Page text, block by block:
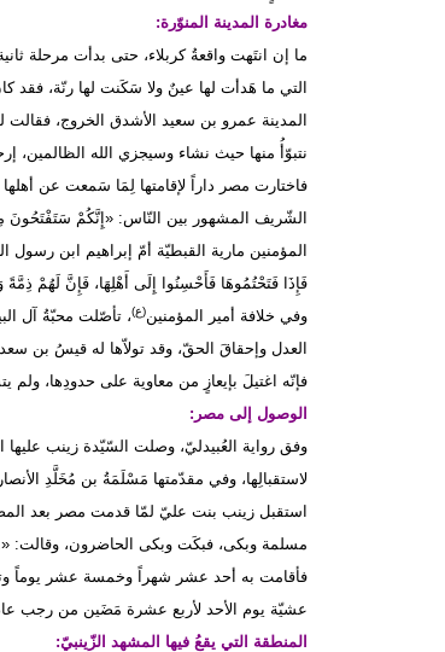
مغادرة المدينة المنوّرة:
ما إن انتَهت واقعةُ كربلاء، حتى بدأت مرحلة
التي ما هَدأت لها عينٌ ولا سَكَنت لها رنّة، فقد
المدينة عمرو بن سعيد الأشدق الخروج، فقالت
نتبوّأُ منها حيث نشاء وسيجزي الله الظالمين،
فاختارت مصر داراً لإقامتها لِمَا سَمعت عن
الشّريف المشهور بين النّاس: «إِنَّكُمْ سَتَفْتَحُونَ
المؤمنين مارية القبطيّة أمّ إبراهيم ابن رسول
فَإِذَا فَتَحْتُمُوهَا فَأَحْسِنُوا إِلَى أَهْلِهَا، فَإِنَّ لَهُمْ ذِمَّةً
وفي خلافة أمير المؤمنين(ع)، تأصّلت محبّةُ آل
العدل وإحقاقَ الحقّ، وقد تولاّها له قيسُ بن
فإنّه اغتيلَ بإيعازٍ من معاوية على حدودِها، ولم
الوصول إلى مصر:
استقبل زينب بنت عليّ لمّا قدمت مصر بعد
فأقامت به أحد عشر شهراً وخمسة عشر يوماً
عشيّة يوم الأحد لأربع عشرة مَضَين من رجب عام 62 للهجرة على أرجح الأقوال، كما في أخبار
المنطقة التي يقعُ فيها المشهد الزّينبيّ: